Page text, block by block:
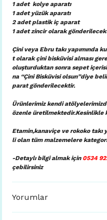
1 adet kolye aparatı
1 adet yüzük aparatı
2 adet plastik iç aparat
1 adet zincir olarak
Çini veya Ebru takı yapımında
t olarak çini bisküvisi alması
oluşturduktan sonra sepet
na “Çini Bisküvisi olsun”diye
parat gönderilecektir.
Ürünlerimiz kendi
özenle üretilmektedir.Kesinlikle
Etamin,kanaviçe ve rokoko
li olan tüm malzemelere
-Detaylı bilgi almak için 0534
çebilirsiniz
Yorumlar